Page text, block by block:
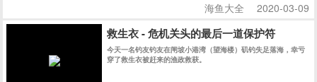
海鱼大全 2020-03-09
救生衣 - 危机关头的最后一道保护符
今天一名钓友钓友在闸坡小港湾（望海楼）矶钓失足落海，幸亏
穿了救生衣被赶来的渔政救获。